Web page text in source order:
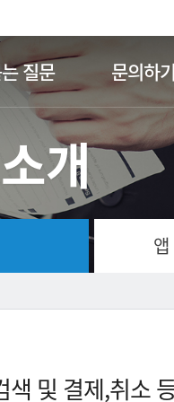
질문 문의하기
개
및 결제,취소